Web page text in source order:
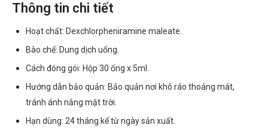
Thông tin chi tiết
Hoạt chất: Dexchlorpheniramine maleate.
Bào chế: Dung dịch uống.
Cách đóng gói: Hộp 30 ống x 5ml.
Hướng dẫn bảo quản: Bảo quản nơi khô ráo thoáng mát,
tránh ánh nắng mặt trời.
Hạn dùng: 24 tháng kể từ ngày sản xuất.